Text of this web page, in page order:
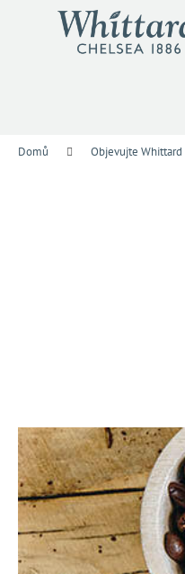
Domů Objevujte Whittard
Zpět
Zpět